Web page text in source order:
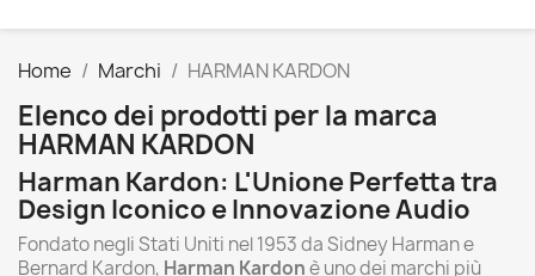
Home Marchi HARMAN KARDON
Elenco dei prodotti per la marca
HARMAN KARDON
Harman Kardon: L'Unione Perfetta tra
Design Iconico e Innovazione Audio
Fondato negli Stati Uniti nel 1953 da Sidney Harman e
Bernard Kardon, Harman Kardonè uno dei marchi più